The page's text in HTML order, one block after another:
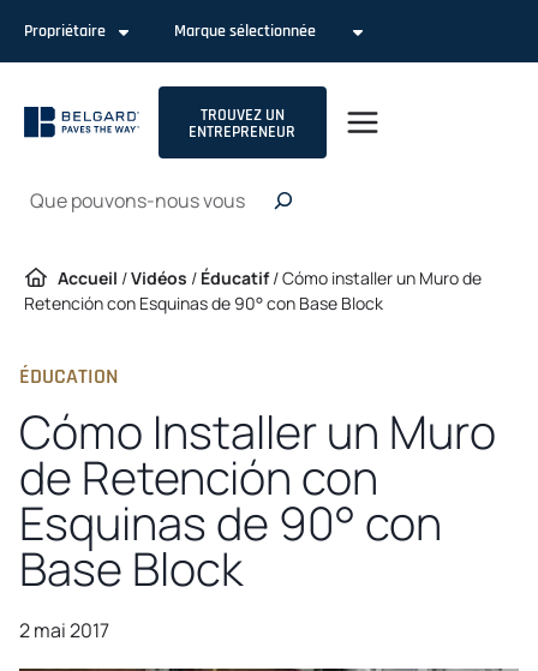
contenu
Propriétaire Marque sélectionnée
TROUVEZ UN
ENTREPRENEUR
Recherche
Accueil /Vidéos / Éducatif/Cómo installer un Muro de
Retención con Esquinas de 90° con Base Block
ÉDUCATION
Cómo Installer un Muro
de Retención con
Esquinas de 90° con
Base Block
2 mai 2017